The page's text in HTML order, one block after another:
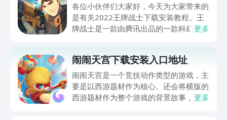
各位小伙伴们大家好，今天为大家带来的
是有关2022王牌战士下载安装教程。王
牌战士是一款由腾讯出品的一款科幻射击
的动作和技能，游戏的内容模式也非常丰
富。感兴趣的玩家们千万不要错过！
更多
闹闹天宫下载安装入口地址
闹闹天宫是一个竞技动作类型的游戏，主
要是以西游题材作为核心。还会将横版的
西游题材作为整个游戏的背景故事，进入
更多